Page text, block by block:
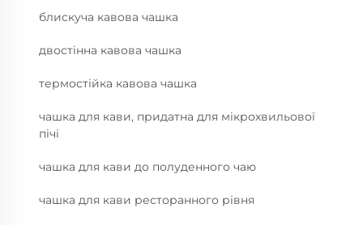
блискуча кавова чашка
двостінна кавова чашка
термостійка кавова чашка
чашка для кави, придатна для мікрохвильової
пічі
чашка для кави до полуденного чаю
чашка для кави ресторанного рівня